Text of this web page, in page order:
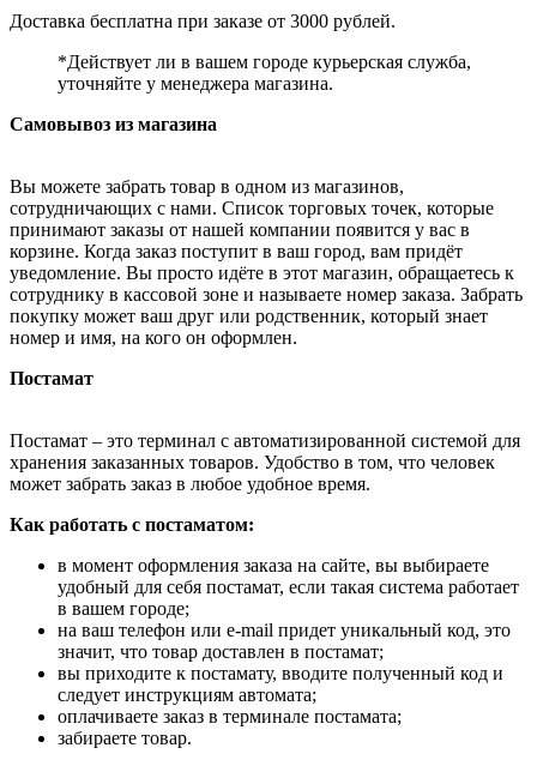
Доставка бесплатна при заказе от 3000 рублей.
*Действует ли в вашем городе курьерская служба,
уточняйте у менеджера магазина.
Самовывоз из магазина
Вы можете забрать товар в одном из магазинов,
сотрудничающих с нами. Список торговых точек, которые
принимают заказы от нашей компании появится у вас в
корзине. Когда заказ поступит в ваш город, вам придёт
уведомление. Вы просто идёте в этот магазин, обращаетесь к
сотруднику в кассовой зоне и называете номер заказа. Забрать
покупку может ваш друг или родственник, который знает
номер и имя, на кого он оформлен.
Постамат
Постамат – это терминал с автоматизированной системой для
хранения заказанных товаров. Удобство в том, что человек
может забрать заказ в любое удобное время.
Как работать с постаматом:
в момент оформления заказа на сайте, вы выбираете
удобный для себя постамат, если такая система работает
в вашем городе;
на ваш телефон или e-mail придет уникальный код, это
значит, что товар доставлен в постамат;
вы приходите к постамату, вводите полученный код и
следует инструкциям автомата;
оплачиваете заказ в терминале постамата;
забираете товар.